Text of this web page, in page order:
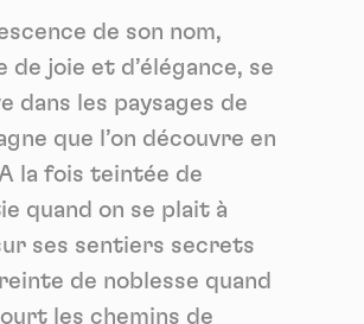
de son nom,
de joie et d’élégance, se
dans les paysages de
que l’on découvre en
la fois teintée de
quand on se plait à
ses sentiers secrets
de noblesse quand
les chemins de